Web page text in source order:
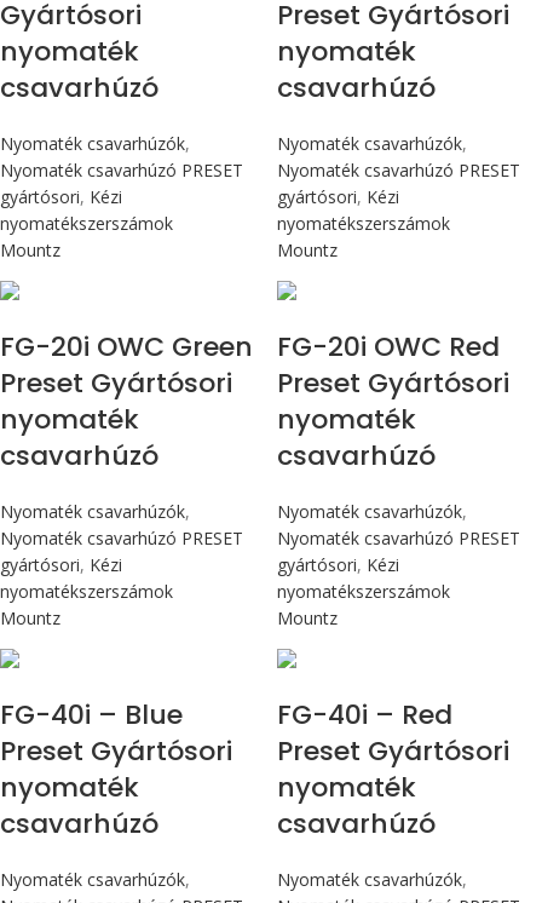
Gyártósori
nyomaték
csavarhúzó
Nyomaték csavarhúzók,
Nyomaték csavarhúzó PRESET
gyártósori, Kézi
nyomatékszerszámok
Mountz
Preset Gyártósori
nyomaték
csavarhúzó
Nyomaték csavarhúzók,
Nyomaték csavarhúzó PRESET
gyártósori, Kézi
nyomatékszerszámok
Mountz
FG-20i OWC Green
Preset Gyártósori
nyomaték
csavarhúzó
Nyomaték csavarhúzók,
Nyomaték csavarhúzó PRESET
gyártósori, Kézi
nyomatékszerszámok
Mountz
FG-20i OWC Red
Preset Gyártósori
nyomaték
csavarhúzó
Nyomaték csavarhúzók,
Nyomaték csavarhúzó PRESET
gyártósori, Kézi
nyomatékszerszámok
Mountz
FG-40i – Blue
Preset Gyártósori
nyomaték
csavarhúzó
Nyomaték csavarhúzók,
FG-40i – Red
Preset Gyártósori
nyomaték
csavarhúzó
Nyomaték csavarhúzók,